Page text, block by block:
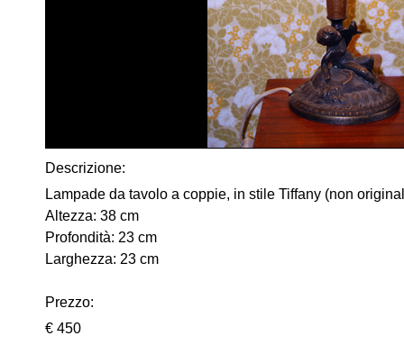
Descrizione:
Lampade da tavolo a coppie, in stile Tiffany (non
Altezza: 38 cm
Profondità: 23 cm
Larghezza: 23 cm
Prezzo:
€ 450